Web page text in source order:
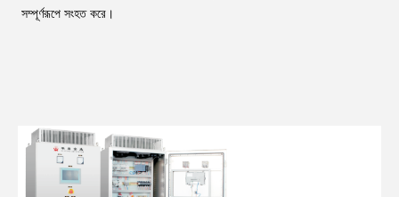
সম্পূর্ণরূপে সংহত করে।